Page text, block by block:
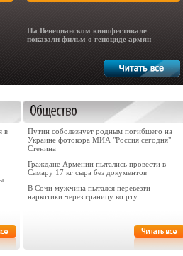
На Венецианском кинофестивале
показали фильм о геноциде армян
в
Путин соболезнует родным погибшего на
Украине фотокора МИА "Россия сегодня"
Стенина
Граждане Армении пытались провести в
Самару 17 кг сыра без документов
В Сочи мужчина пытался перевезти
наркотики через границу во рту